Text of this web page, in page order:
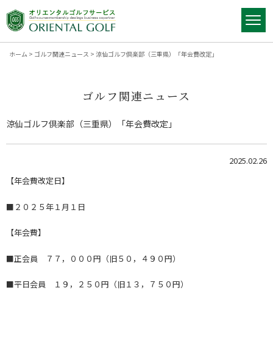
ホーム > ゴルフ関連ニュース > 涼仙ゴルフ倶楽部（三重県）「年会費改定」
ゴルフ関連ニュース
涼仙ゴルフ倶楽部（三重県）「年会費改定」
2025.02.26
【年会費改定日】
■２０２５年１月１日
【年会費】
■正会員 ７７，０００円（旧５０，４９０円）
■平日会員 １９，２５０円（旧１３，７５０円）